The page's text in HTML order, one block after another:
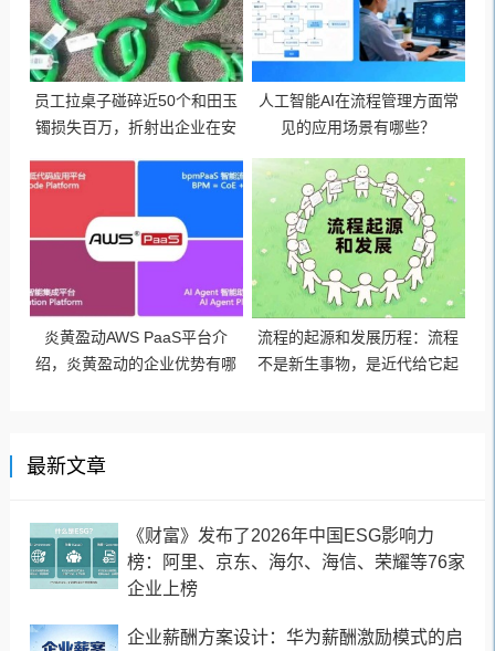
员工拉桌子碰碎近50个和田玉
镯损失百万，折射出企业在安
人工智能AI在流程管理方面常
见的应用场景有哪些？
炎黄盈动AWS PaaS平台介
绍，炎黄盈动的企业优势有哪
流程的起源和发展历程：流程
不是新生事物，是近代给它起
最新文章
《财富》发布了2026年中国ESG影响力
榜：阿里、京东、海尔、海信、荣耀等76家
企业上榜
企业薪酬方案设计：华为薪酬激励模式的启